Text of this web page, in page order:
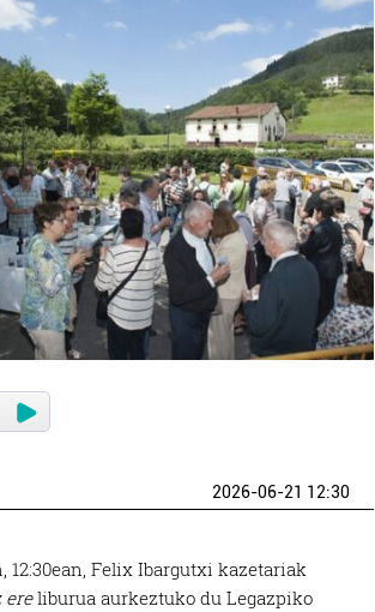
2026-06-21 12:30
12:30ean, Felix Ibargutxi kazetariak
ereliburua aurkeztuko du Legazpiko